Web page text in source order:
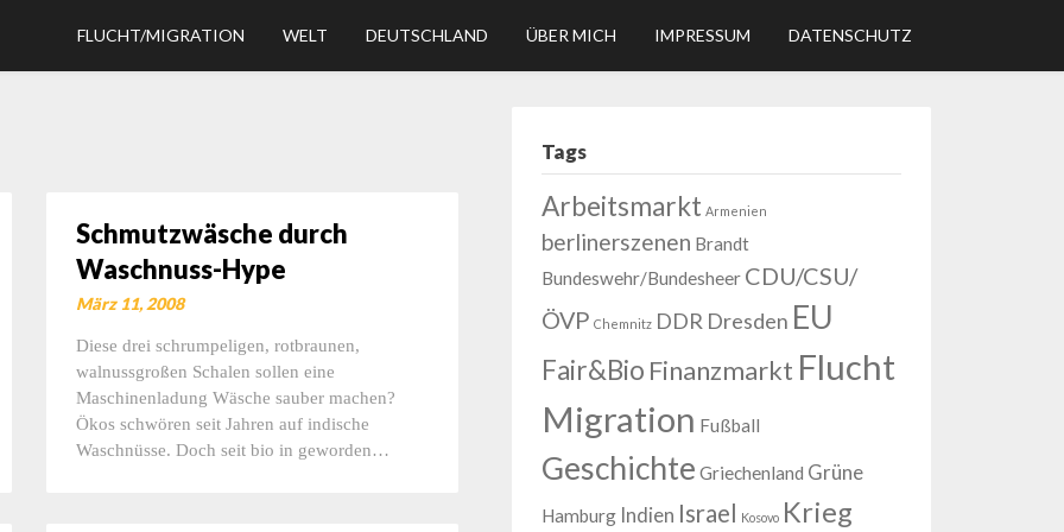
FLUCHT/MIGRATION WELT DEUTSCHLAND ÜBER MICH IMPRESSUM DATENSCHUTZ
Schmutzwäsche durch
Waschnuss-Hype
März 11, 2008
Diese drei schrumpeligen, rotbraunen,
walnussgroßen Schalen sollen eine
Maschinenladung Wäsche sauber machen?
Ökos schwören seit Jahren auf indische
Waschnüsse. Doch seit bio in geworden…
Tags
Arbeitsmarkt Armenien
berlinerszenen Brandt
Bundeswehr/Bundesheer CDU/CSU/
ÖVP Chemnitz DDR Dresden EU
Fair&Bio Finanzmarkt Flucht
Migration Fußball
Geschichte Griechenland Grüne
Hamburg Indien Israel Kosovo Krieg